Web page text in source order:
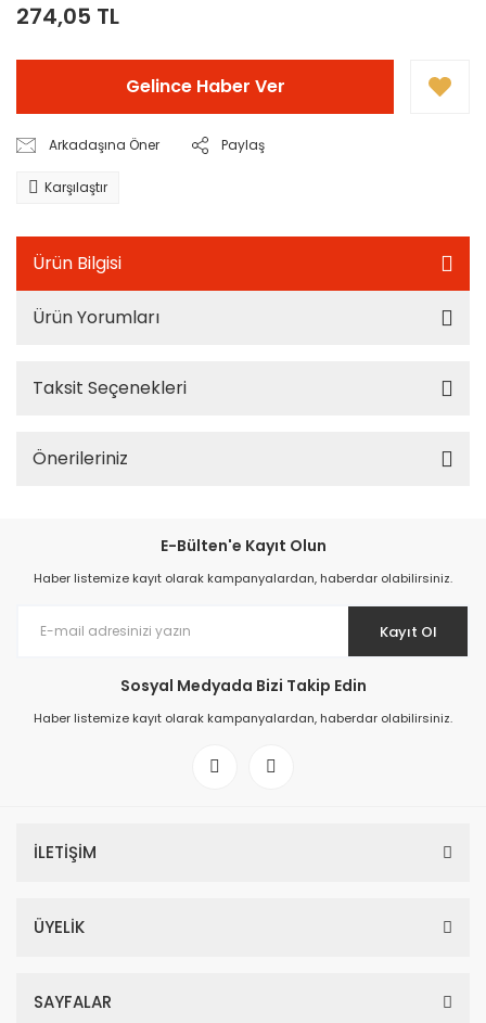
274,05 TL
Gelince Haber Ver
Arkadaşına Öner Paylaş
Karşılaştır
Ürün Bilgisi
Ürün Yorumları
Taksit Seçenekleri
Önerileriniz
E-Bülten'e Kayıt Olun
Haber listemize kayıt olarak kampanyalardan, haberdar olabilirsiniz.
Kayıt Ol
Sosyal Medyada Bizi Takip Edin
Haber listemize kayıt olarak kampanyalardan, haberdar olabilirsiniz.
İLETİŞİM
ÜYELİK
SAYFALAR